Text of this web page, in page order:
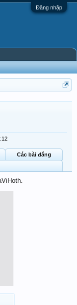
Đăng nhập
Các bài đăng